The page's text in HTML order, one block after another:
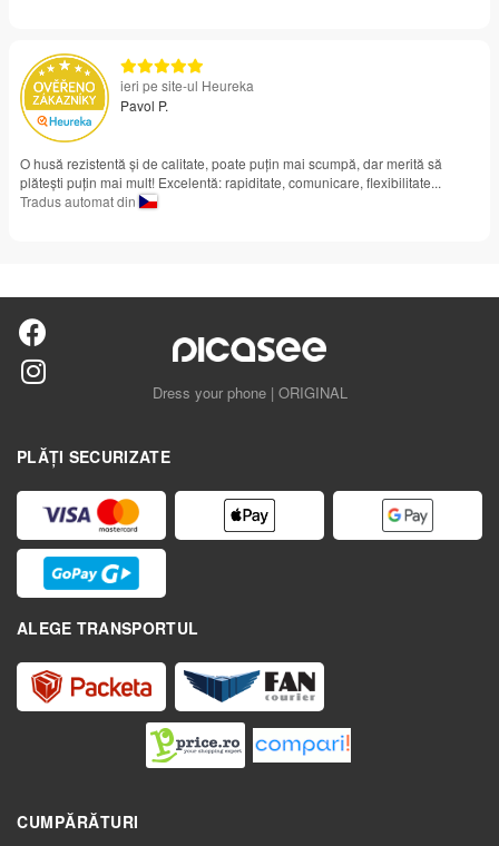
ieri pe site-ul Heureka
Pavol P.
O husă rezistentă și de calitate, poate puțin mai scumpă, dar merită să
plătești puțin mai mult! Excelentă: rapiditate, comunicare, flexibilitate...
Tradus automat din
Dress your phone | ORIGINAL
PLĂȚI SECURIZATE
ALEGE TRANSPORTUL
CUMPĂRĂTURI